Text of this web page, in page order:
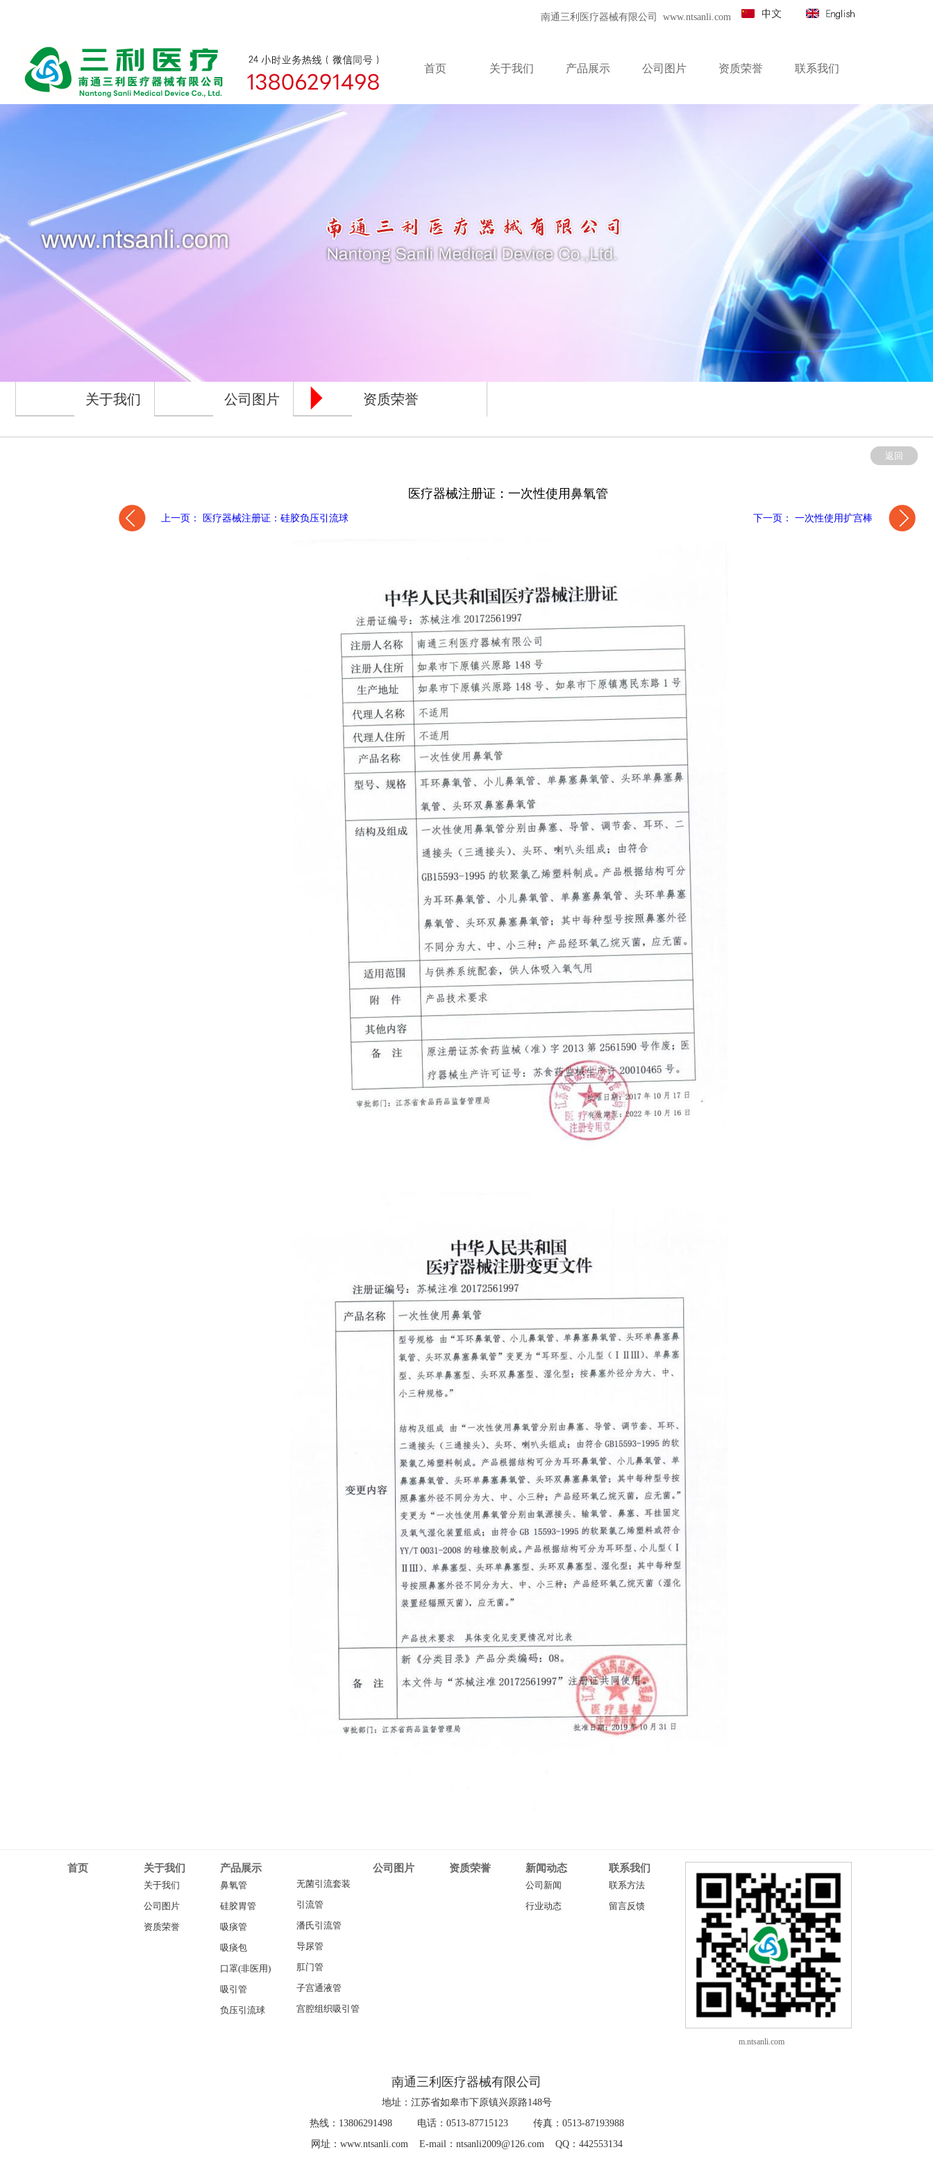
南通三利医疗器械有限公司 www.ntsanli.com
首页 关于我们 产品展示 公司图片 资质荣誉 联系我们
关于我们 公司图片 资质荣誉
返回
医疗器械注册证：一次性使用鼻氧管
上一页： 医疗器械注册证：硅胶负压引流球 下一页： 一次性使用扩宫棒
首页 关于我们
关于我们
公司图片
资质荣誉
产品展示
鼻氧管
硅胶胃管
吸痰管
吸痰包
口罩(非医用)
吸引管
负压引流球
无菌引流套装
引流管
潘氏引流管
导尿管
肛门管
子宫通液管
宫腔组织吸引管
公司图片 资质荣誉 新闻动态
公司新闻
行业动态
联系我们
联系方法
留言反馈
m.ntsanli.com
南通三利医疗器械有限公司
地址：江苏省如皋市下原镇兴原路148号
热线：13806291498 电话：0513-87715123 传真：0513-87193988
网址：www.ntsanli.com E-mail：ntsanli2009@126.com QQ：442553134